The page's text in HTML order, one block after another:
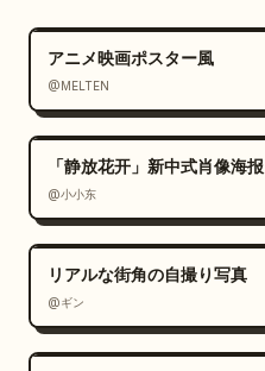
アニメ映画ポスター風
@MELTEN
「静放花开」新中式肖像海报
@小小东
リアルな街角の自撮り写真
@ギン